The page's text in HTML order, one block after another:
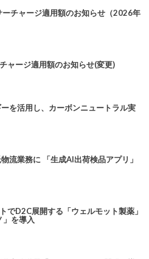
チャージ適用額のお知らせ（2026年
ージ適用額のお知らせ(変更)
を活用し、カーボンニュートラル実
流業務に 「生成AI出荷検品アプリ」
でD2C展開する「ウェルモット製薬」
」を導入